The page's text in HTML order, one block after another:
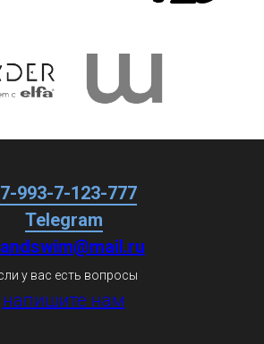
993-7-123-777
Telegram
у вас есть вопросы
напишите нам